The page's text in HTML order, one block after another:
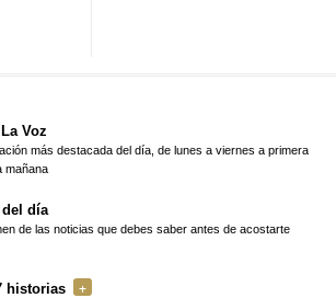
Voz
más destacada del día, de lunes a viernes a primera
mañana
día
de las noticias que debes saber antes de acostarte
historias